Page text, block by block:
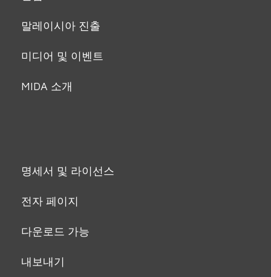
말레이시아 진출
미디어 및 이벤트
MIDA 소개
명세서 및 라이선스
전자 페이지
다운로드 가능
내보내기